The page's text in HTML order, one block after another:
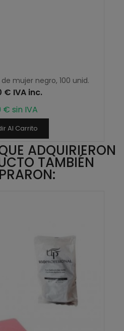
mujer negro, 100 unid.
€ IVA inc.
€ sin IVA
Al Carrito
ADQUIRIERON
TAMBIÉN